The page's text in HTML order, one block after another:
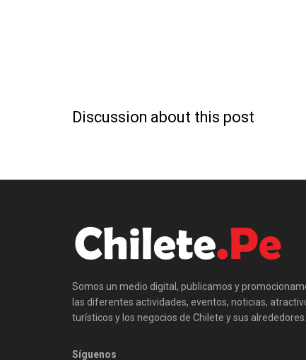
Discussion about this post
Somos un medio digital, publicamos y
las diferentes actividades, eventos, noticias,
turísticos y los negocios de Chilete y sus alrededores.
Síguenos